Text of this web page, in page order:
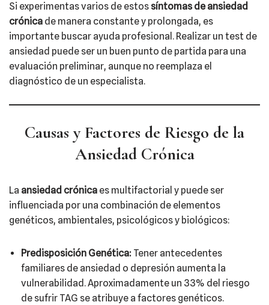
Si experimentas varios de estos síntomas de ansiedad
crónica de manera constante y prolongada, es
importante buscar ayuda profesional. Realizar un test de
ansiedad puede ser un buen punto de partida para una
evaluación preliminar, aunque no reemplaza el
diagnóstico de un especialista.
Causas y Factores de Riesgo de la
Ansiedad Crónica
La ansiedad crónica es multifactorial y puede ser
influenciada por una combinación de elementos
genéticos, ambientales, psicológicos y biológicos:
Predisposición Genética: Tener antecedentes
familiares de ansiedad o depresión aumenta la
vulnerabilidad. Aproximadamente un 33% del riesgo
de sufrir TAG se atribuye a factores genéticos.